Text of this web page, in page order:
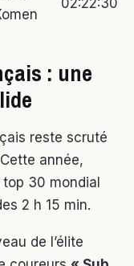
: une
reste scruté
année,
30 mondial
2 h 15 min.
de l’élite